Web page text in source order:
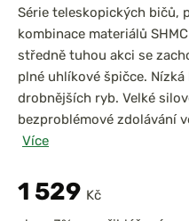
Série teleskopických bičů,
kombinace materiálů
středně tuhou akci se
plné uhlíkové špičce.
drobnějších ryb. Velké
bezproblémové zdolávání
Více
1 529 Kč